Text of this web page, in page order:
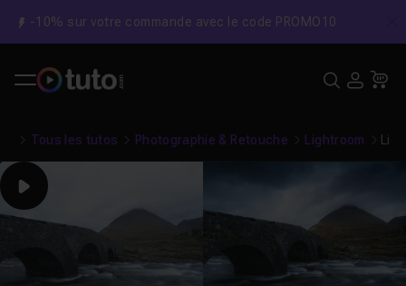
-10% sur votre commande avec le code PROMO10
Tous les tutos Photographie & Retouche Lightroom
Play